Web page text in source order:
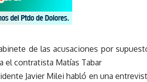
de las acusaciones por
el contratista Matías Tabar
Javier Milei habló en una